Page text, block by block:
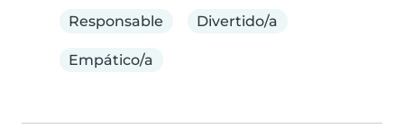
Responsable
Divertido/a
Empático/a